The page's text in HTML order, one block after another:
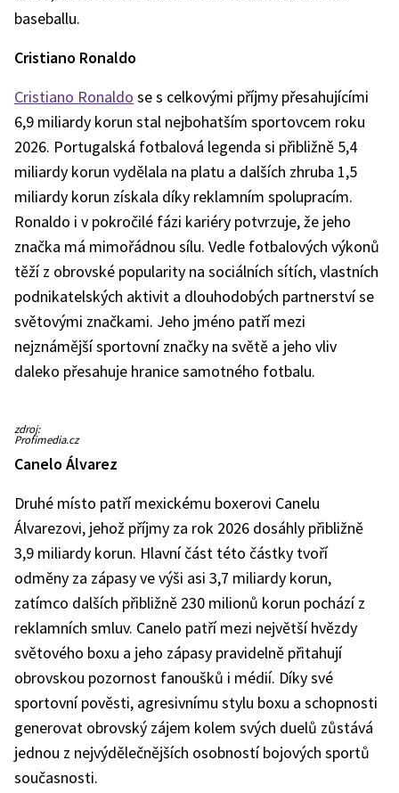
baseballu.
Cristiano Ronaldo
Cristiano Ronaldo se s celkovými příjmy přesahujícími
6,9 miliardy korun stal nejbohatším sportovcem roku
2026. Portugalská fotbalová legenda si přibližně 5,4
miliardy korun vydělala na platu a dalších zhruba 1,5
miliardy korun získala díky reklamním spolupracím.
Ronaldo i v pokročilé fázi kariéry potvrzuje, že jeho
značka má mimořádnou sílu. Vedle fotbalových výkonů
těží z obrovské popularity na sociálních sítích, vlastních
podnikatelských aktivit a dlouhodobých partnerství se
světovými značkami. Jeho jméno patří mezi
nejznámější sportovní značky na světě a jeho vliv
daleko přesahuje hranice samotného fotbalu.
Cristiano
Ronaldo
zdroj:
Profimedia.cz
Canelo Álvarez
Druhé místo patří mexickému boxerovi Canelu
Álvarezovi, jehož příjmy za rok 2026 dosáhly přibližně
3,9 miliardy korun. Hlavní část této částky tvoří
odměny za zápasy ve výši asi 3,7 miliardy korun,
zatímco dalších přibližně 230 milionů korun pochází z
reklamních smluv. Canelo patří mezi největší hvězdy
světového boxu a jeho zápasy pravidelně přitahují
obrovskou pozornost fanoušků i médií. Díky své
sportovní pověsti, agresivnímu stylu boxu a schopnosti
generovat obrovský zájem kolem svých duelů zůstává
jednou z nejvýdělečnějších osobností bojových sportů
současnosti.